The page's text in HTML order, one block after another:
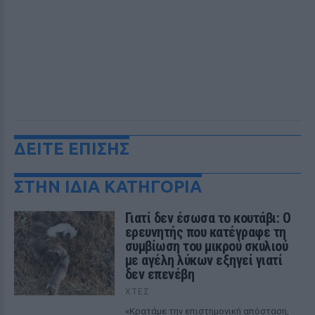
ΔΕΙΤΕ ΕΠΙΣΗΣ
ΣΤΗΝ ΙΔΙΑ ΚΑΤΗΓΟΡΙΑ
Γιατί δεν έσωσα το κουτάβι: Ο
ερευνητής που κατέγραφε τη
συμβίωση του μικρού σκυλιού
με αγέλη λύκων εξηγεί γιατί
δεν επενέβη
ΧΤΕΣ
«Κρατάμε την επιστημονική απόσταση,